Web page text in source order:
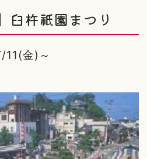
臼杵祇園まつり
金)～